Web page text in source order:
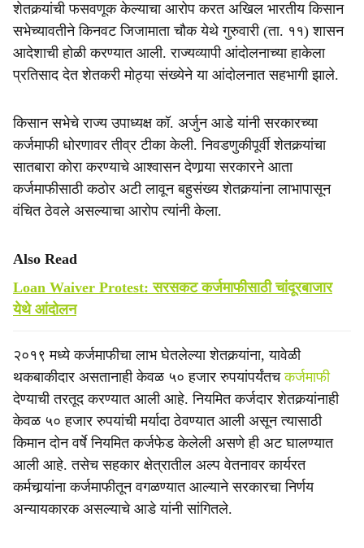
r
e
शेतकर्‍यांची फसवणूक केल्याचा आरोप करत अखिल भारतीय किसान
सभेच्यावतीने किनवट जिजामाता चौक येथे गुरुवारी (ता. ११) शासन
आदेशाची होळी करण्यात आली. राज्यव्यापी आंदोलनाच्या हाकेला
प्रतिसाद देत शेतकरी मोठ्या संख्येने या आंदोलनात सहभागी झाले.
किसान सभेचे राज्य उपाध्यक्ष कॉ. अर्जुन आडे यांनी सरकारच्या
कर्जमाफी धोरणावर तीव्र टीका केली. निवडणुकीपूर्वी शेतकर्‍यांचा
सातबारा कोरा करण्याचे आश्वासन देणार्‍या सरकारने आता
कर्जमाफीसाठी कठोर अटी लावून बहुसंख्य शेतकर्‍यांना लाभापासून
वंचित ठेवले असल्याचा आरोप त्यांनी केला.
Also Read
Loan Waiver Protest: सरसकट कर्जमाफीसाठी चांदूरबाजार
येथे आंदोलन
२०१९ मध्ये कर्जमाफीचा लाभ घेतलेल्या शेतकर्‍यांना, यावेळी
थकबाकीदार असतानाही केवळ ५० हजार रुपयांपर्यंतचकर्जमाफी
देण्याची तरतूद करण्यात आली आहे. नियमित कर्जदार शेतकर्‍यांनाही
केवळ ५० हजार रुपयांची मर्यादा ठेवण्यात आली असून त्यासाठी
किमान दोन वर्षे नियमित कर्जफेड केलेली असणे ही अट घालण्यात
आली आहे. तसेच सहकार क्षेत्रातील अल्प वेतनावर कार्यरत
कर्मचार्‍यांना कर्जमाफीतून वगळण्यात आल्याने सरकारचा निर्णय
अन्यायकारक असल्याचे आडे यांनी सांगितले.